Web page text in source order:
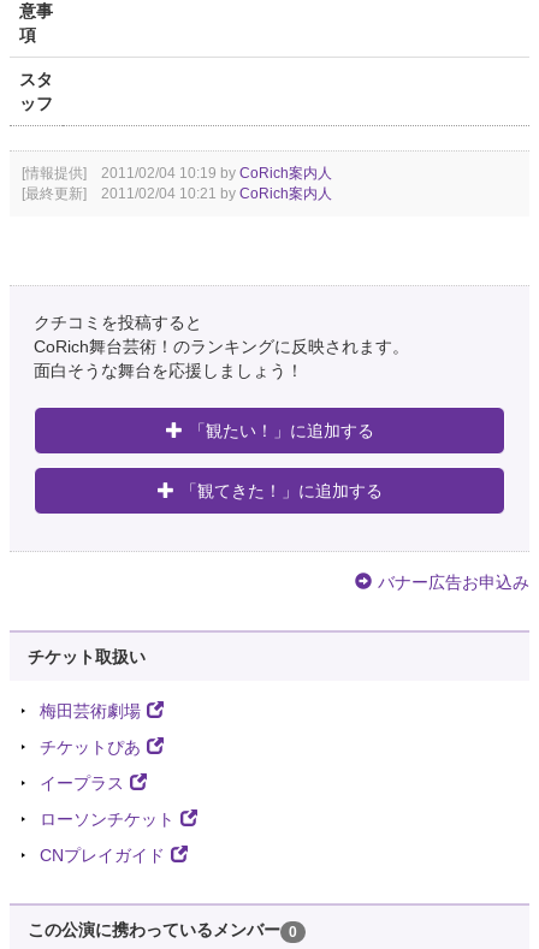
意事
項
スタ
ッフ
[情報提供] 2011/02/04 10:19 by CoRich案内人
[最終更新] 2011/02/04 10:21 by CoRich案内人
クチコミを投稿すると
CoRich舞台芸術！のランキングに反映されます。
面白そうな舞台を応援しましょう！
「観たい！」に追加する
「観てきた！」に追加する
バナー広告お申込み
チケット取扱い
梅田芸術劇場
チケットぴあ
イープラス
ローソンチケット
CNプレイガイド
この公演に携わっているメンバー 0